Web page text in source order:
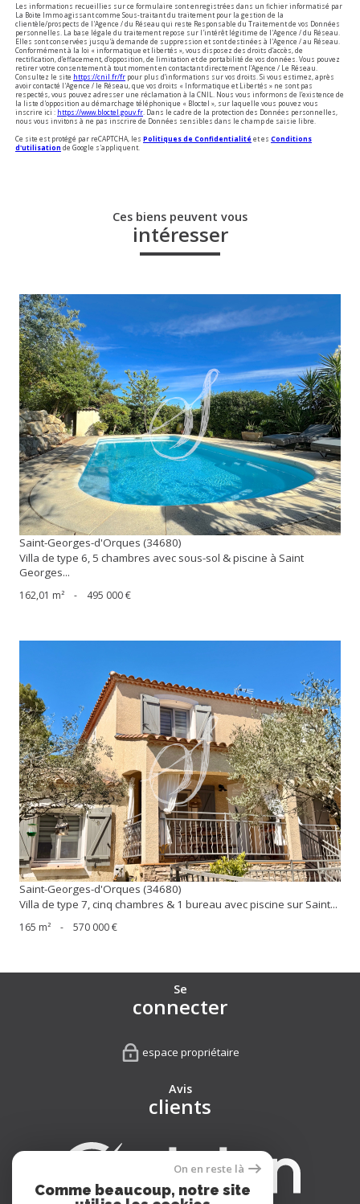
Les informations recueillies sur ce formulaire sont enregistrées dans un fichier informatisé par
La Boite Immo agissant comme Sous-traitant du traitement pour la gestion de la
clientèle/prospects de l'Agence / du Réseau qui reste Responsable du Traitement de vos Données
personnelles. La base légale du traitement repose sur l'intérêt légitime de l'Agence / du Réseau.
Elles sont conservées jusqu'à demande de suppression et sont destinées à l'Agence / au Réseau.
Conformément à la loi « informatique et libertés », vous disposez des droits d’accès, de
rectification, d’effacement, d’opposition, de limitation et de portabilité de vos données. Vous pouvez
retirer votre consentement à tout moment en contactant directement l’Agence / Le Réseau.
Consultez le site https://cnil.fr/fr pour plus d’informations sur vos droits. Si vous estimez, après
avoir contacté l'Agence / le Réseau, que vos droits « Informatique et Libertés » ne sont pas
respectés, vous pouvez adresser une réclamation à la CNIL. Nous vous informons de l’existence de
la liste d'opposition au démarchage téléphonique « Bloctel », sur laquelle vous pouvez vous
inscrire ici : https://www.bloctel.gouv.fr . Dans le cadre de la protection des Données personnelles,
nous vous invitons à ne pas inscrire de Données sensibles dans le champ de saisie libre.
Ce site est protégé par reCAPTCHA, les Politiques de Confidentialité et es Conditions
d'utilisation de Google s'appliquent.
Ces biens peuvent vous
intéresser
voir le bien
Saint-Georges-d'Orques (34680)
Villa de type 6, 5 chambres avec sous-sol & piscine à Saint
Georges...
162,01 m² - 495 000 €
voir le bien
Saint-Georges-d'Orques (34680)
Villa de type 7, cinq chambres & 1 bureau avec piscine sur Saint...
165 m² - 570 000 €
Se
connecter
espace propriétaire
Avis
clients
On en reste là
Comme beaucoup, notre site